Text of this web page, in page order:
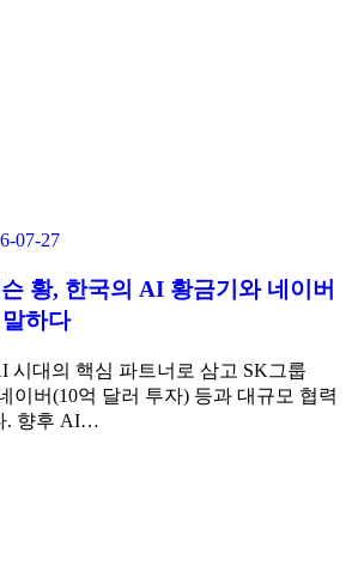
07-27
황, 한국의 AI 황금기와 네이버
하다
시대의 핵심 파트너로 삼고 SK그룹
이버(10억 달러 투자) 등과 대규모 협력
. 향후 AI…